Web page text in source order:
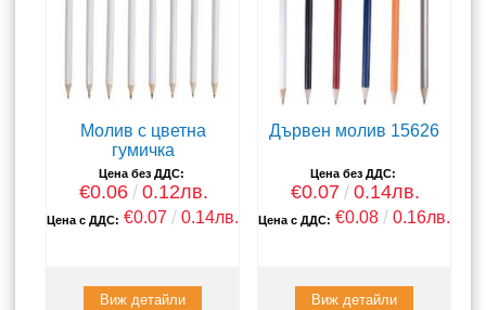
Молив с цветна
гумичка
Цена без ДДС:
€0.06 0.12лв.
Цена с ДДС: €0.07 0.14лв.
Виж детайли
Дървен молив 15626
Цена без ДДС:
€0.07 0.14лв.
Цена с ДДС: €0.08 0.16лв.
Виж детайли